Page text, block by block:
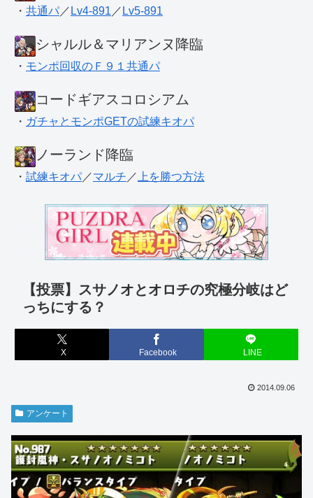
・ 共通パ ／ Lv4-891 ／ Lv5-891
シャルル＆マリアンヌ降臨
・ モンポ回収のＦ９１共通パ
コードギアスコロシアム
・ ガチャとモンポGETの試練キオパ
ノーランド降臨
・ 試練キオパ ／マルチ ／ 上を勝つ方法
【投票】スサノオとオロチの究極分岐はど
っちにする？
X Facebook LINE
2014.09.06
アンケート